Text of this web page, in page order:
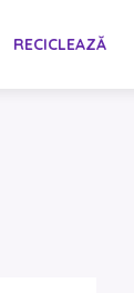
RECICLEAZĂ